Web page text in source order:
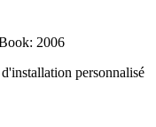
2006
personnalisé